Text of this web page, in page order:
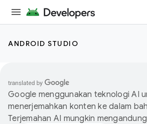
ANDROID STUDIO
Google menggunakan teknologi AI
menerjemahkan konten ke dalam
Terjemahan AI mungkin